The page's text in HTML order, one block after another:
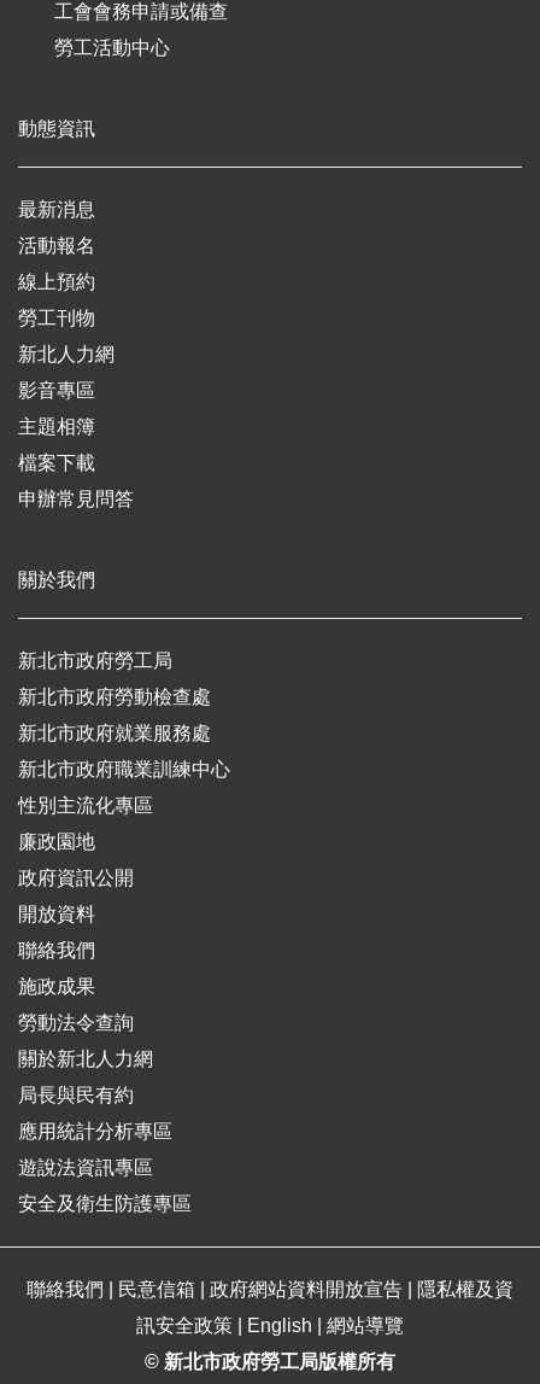
工會會務申請或備查
勞工活動中心
動態資訊
最新消息
活動報名
線上預約
勞工刊物
新北人力網
影音專區
主題相簿
檔案下載
申辦常見問答
關於我們
新北市政府勞工局
新北市政府勞動檢查處
新北市政府就業服務處
新北市政府職業訓練中心
性別主流化專區
廉政園地
政府資訊公開
開放資料
聯絡我們
施政成果
勞動法令查詢
關於新北人力網
局長與民有約
應用統計分析專區
遊說法資訊專區
安全及衛生防護專區
聯絡我們 民意信箱 政府網站資料開放宣告
隱私權及資
訊安全政策
English
網站導覽
© 新北市政府勞工局版權所有